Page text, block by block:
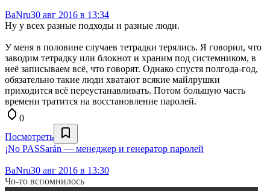
BaNru30 авг 2016 в 13:34
Ну у всех разные подходы и разные люди.
У меня в половине случаев тетрадки терялись. Я говорил, что
заводим тетрадку или блокнот и храним под системником, в
неё записываем всё, что говорят. Однако спустя полгода-год,
обязательно такие люди хватают всякие майлрушки
приходится всё переустанавливать. Потом большую часть
времени тратится на восстановление паролей.
0
Посмотреть
¡No PASSarán — менеджер и генератор паролей
BaNru30 авг 2016 в 13:30
Чо-то вспомнилось